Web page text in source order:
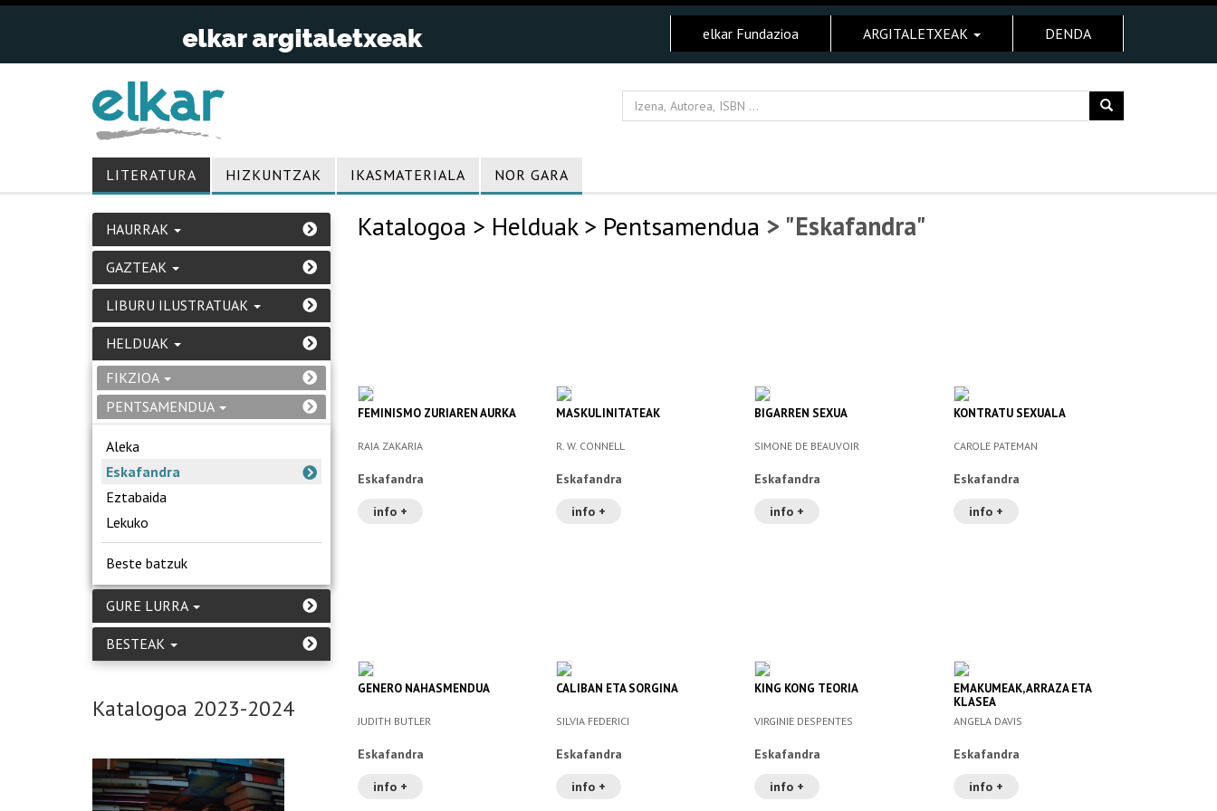
elkar Fundazioa ARGITALETXEAK DENDA
LITERATURA HIZKUNTZAK IKASMATERIALA NOR GARA
HAURRAK
GAZTEAK
LIBURU ILUSTRATUAK
HELDUAK
FIKZIOA
PENTSAMENDUA
Aleka
Eskafandra
Eztabaida
Lekuko
Beste batzuk
GURE LURRA
BESTEAK
Katalogoa 2023-2024
Katalogoa > Helduak> Pentsamendua > "Eskafandra"
FEMINISMO ZURIAREN AURKA
RAIA ZAKARIA
Eskafandra
info +
MASKULINITATEAK
R. W. CONNELL
Eskafandra
info +
BIGARREN SEXUA
SIMONE DE BEAUVOIR
Eskafandra
info +
KONTRATU SEXUALA
CAROLE PATEMAN
Eskafandra
info +
GENERO NAHASMENDUA
JUDITH BUTLER
Eskafandra
info +
CALIBAN ETA SORGINA
SILVIA FEDERICI
Eskafandra
info +
KING KONG TEORIA
VIRGINIE DESPENTES
Eskafandra
info +
EMAKUMEAK, ARRAZA ETA
KLASEA
ANGELA DAVIS
Eskafandra
info +